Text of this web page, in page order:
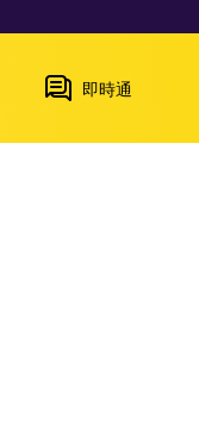
即時通